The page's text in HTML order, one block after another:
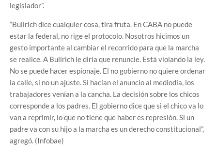
legislador”.
“Bullrich dice cualquier cosa, tira fruta. En CABA no puede
estar la federal, no rige el protocolo. Nosotros hicimos un
gesto importante al cambiar el recorrido para que la marcha
se realice. A Bullrich le diría que renuncie. Está violando la ley.
No se puede hacer espionaje. El no gobierno no quiere ordenar
la calle, si no un ajuste. Si hacían el anuncio al mediodía, los
trabajadores venían a la cancha. La decisión sobre los chicos
corresponde a los padres. El gobierno dice que si el chico va lo
van a reprimir, lo que no tiene que haber es represión. Si un
padre va con su hijo a la marcha es un derecho constitucional”,
agregó. (Infobae)